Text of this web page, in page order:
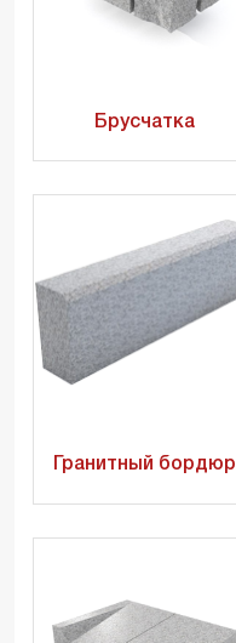
Брусчатка
Гранитный бордюр